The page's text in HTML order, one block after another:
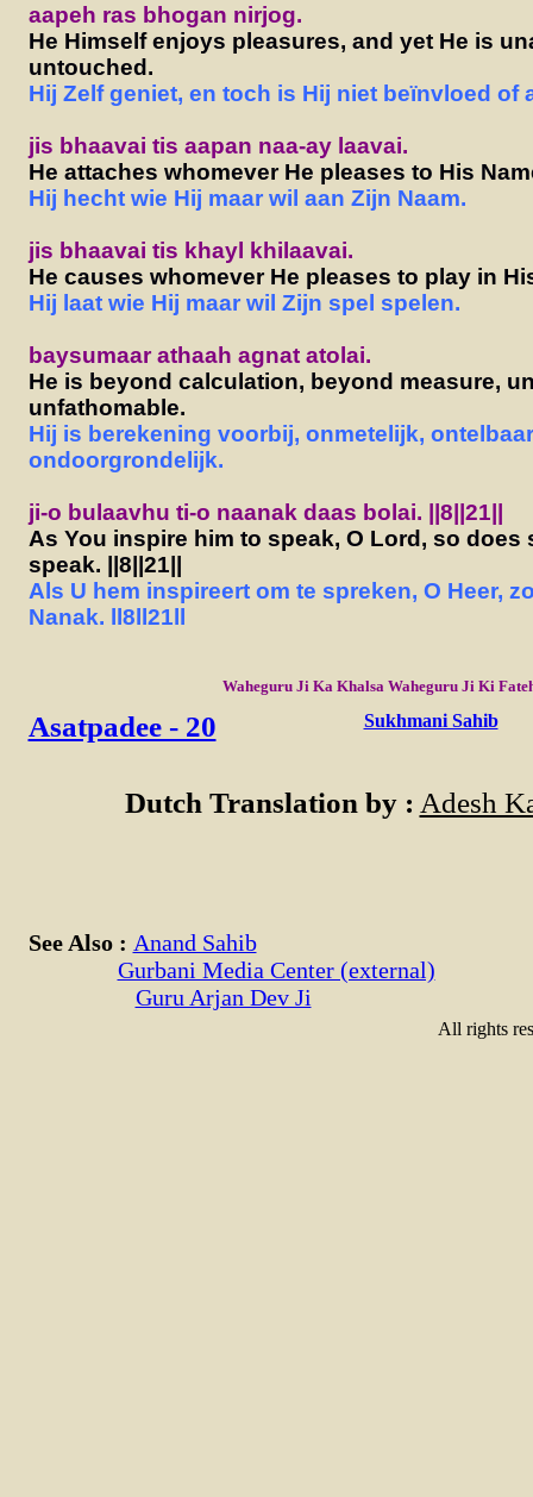
aapeh ras bhogan nirjog.
He Himself enjoys pleasures, and yet He is
untouched.
Hij Zelf geniet, en toch is Hij niet beïnvloed of
jis bhaavai tis aapan naa-ay laavai.
He attaches whomever He pleases to His
Hij hecht wie Hij maar wil aan Zijn Naam.
jis bhaavai tis khayl khilaavai.
He causes whomever He pleases to play in
Hij laat wie Hij maar wil Zijn spel spelen.
baysumaar athaah agnat atolai.
He is beyond calculation, beyond measure,
unfathomable.
Hij is berekening voorbij, onmetelijk,
ondoorgrondelijk.
ji-o bulaavhu ti-o naanak daas bolai. ||8||21||
As You inspire him to speak, O Lord, so does
speak. ||8||21||
Als U hem inspireert om te spreken, O Heer,
Nanak. ll8ll21ll
Waheguru Ji Ka Khalsa Waheguru Ji Ki
Asatpadee - 20 Sukhmani Sahib
Dutch Translation by : Adesh
See Also : Anand Sahib
Gurbani Media Center (external)
Guru Arjan Dev Ji
All rights